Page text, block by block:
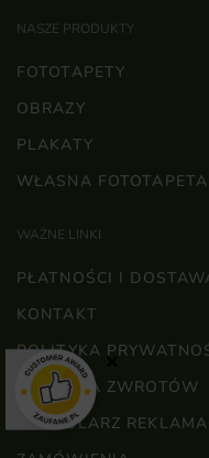
NASZE PRODUKTY
FOTOTAPETY
OBRAZY
PLAKATY
WŁASNA FOTOTAPETA
WAŻNE LINKI
PŁATNOŚCI I
KONTAKT
POLITYKA
POLITYKA ZWROTÓW
FORMULARZ
×